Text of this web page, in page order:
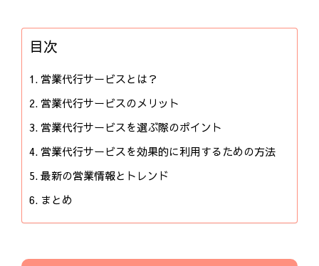
目次
営業代行サービスとは？
営業代行サービスのメリット
営業代行サービスを選ぶ際のポイント
営業代行サービスを効果的に利用するための方法
最新の営業情報とトレンド
まとめ